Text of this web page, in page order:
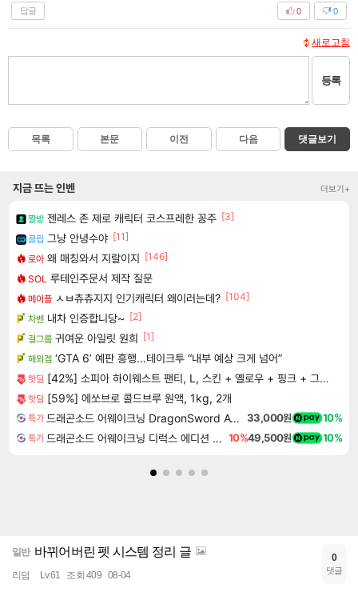
답글 0
0
새로고침
등록
목록 본문 이전 다음 댓글보기
지금 뜨는 인벤 더보기+
짤방 젠레스 존 제로 캐릭터 코스프레한 꽁주 [3]
클립 그냥 안녕수야 [11]
로아 왜 매칭와서 지랄이지 [146]
SOL 루테인주문서 제작 질문
메이플 ㅅㅂ츄츄지지 인기캐릭터 왜이러는데? [104]
차벤 내차 인증합니당~ [2]
걸그룹 귀여운 아일릿 원희 [1]
해외겜 ‘GTA 6’ 예판 흥행…테이크투 “내부 예상 크게 넘어”
핫딜 [42%] 소피아 하이웨스트 팬티, L, 스킨 + 옐로우 + 핑크 + 그린 + 블루 + 오렌지 + 카키 + 라벤더, 8개입, 1세트
핫딜 [59%] 에쏘브로 콜드브루 원액, 1kg, 2개
특가 드래곤소드 어웨이크닝 DragonSword Awakening 33,000원 10%
특가 드래곤소드 어웨이크닝 디럭스 에디션 DragonSword Awakening Deluxe Edition 10%49,500원 10%
일반 바뀌어버린 펫 시스템 정리 글
리덤 Lv.61 조회 409 08-04
0
댓글